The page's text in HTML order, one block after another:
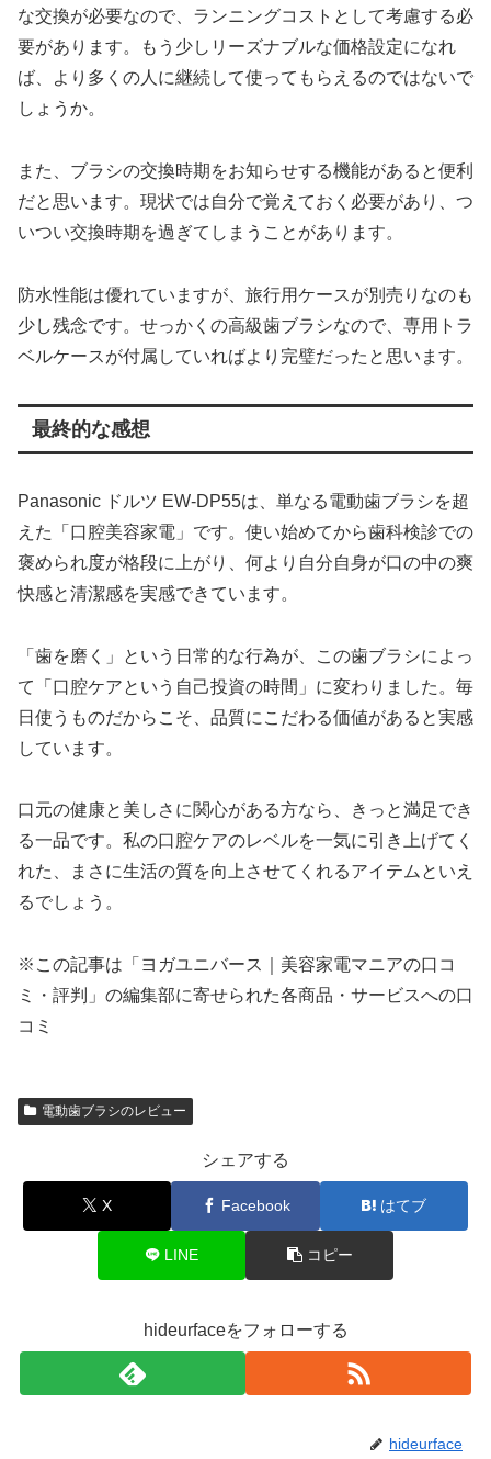
な交換が必要なので、ランニングコストとして考慮する必
要があります。もう少しリーズナブルな価格設定になれ
ば、より多くの人に継続して使ってもらえるのではないで
しょうか。
また、ブラシの交換時期をお知らせする機能があると便利
だと思います。現状では自分で覚えておく必要があり、つ
いつい交換時期を過ぎてしまうことがあります。
防水性能は優れていますが、旅行用ケースが別売りなのも
少し残念です。せっかくの高級歯ブラシなので、専用トラ
ベルケースが付属していればより完璧だったと思います。
最終的な感想
Panasonic ドルツ EW-DP55は、単なる電動歯ブラシを超
えた「口腔美容家電」です。使い始めてから歯科検診での
褒められ度が格段に上がり、何より自分自身が口の中の爽
快感と清潔感を実感できています。
「歯を磨く」という日常的な行為が、この歯ブラシによっ
て「口腔ケアという自己投資の時間」に変わりました。毎
日使うものだからこそ、品質にこだわる価値があると実感
しています。
口元の健康と美しさに関心がある方なら、きっと満足でき
る一品です。私の口腔ケアのレベルを一気に引き上げてく
れた、まさに生活の質を向上させてくれるアイテムといえ
るでしょう。
※この記事は「ヨガユニバース｜美容家電マニアの口コ
ミ・評判」の編集部に寄せられた各商品・サービスへの口
コミ
電動歯ブラシのレビュー
シェアする
X Facebook はてブ
LINE コピー
hideurfaceをフォローする
hideurface